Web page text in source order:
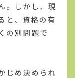
。しかし、現
と、資格の有
の別問題で
じめ決められ